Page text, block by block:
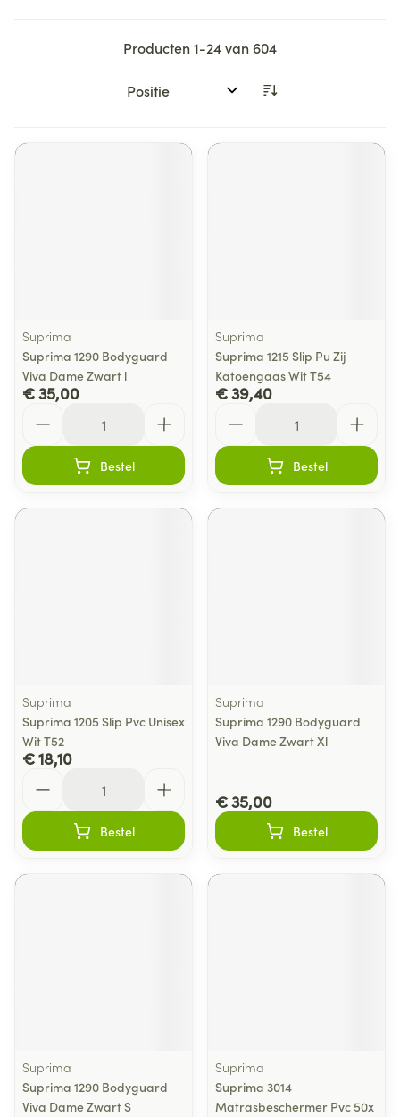
Producten1-24van 604
Sorteer op:
Suprima
Suprima 1290 Bodyguard
Viva Dame Zwart l
€ 35,00
Bestel
Suprima
Suprima 1215 Slip Pu Zij
Katoengaas Wit T54
€ 39,40
Bestel
Suprima
Suprima 1205 Slip Pvc Unisex
Wit T52
€ 18,10
Bestel
Suprima
Suprima 1290 Bodyguard
Viva Dame Zwart Xl
€ 35,00
Bestel
Suprima
Suprima 1290 Bodyguard
Viva Dame Zwart S
Suprima
Suprima 3014
Matrasbeschermer Pvc 50x